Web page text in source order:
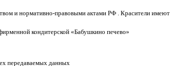
и нормативно-правовыми актами РФ . Красители имеют
кондитерской «Бабушкино печево»
передаваемых данных